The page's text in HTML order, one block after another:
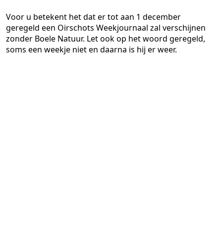
Voor u betekent het dat er tot aan 1 december
geregeld een Oirschots Weekjournaal zal verschijnen
zonder Boele Natuur. Let ook op het woord geregeld,
soms een weekje niet en daarna is hij er weer.